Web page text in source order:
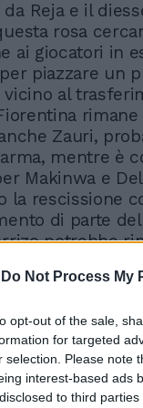
Do Not Process My
opt-out of the sale,
for targeted
selection. Please note
interest-based ads
to third
Reja e il
rosa
ai giocatori in
piazzare un
vicino al
Zauri,
mentre è
Makinwa e
la rescissione
di parte
potrebbe
deve
estivo:
Di Mario,
a
Barcellona